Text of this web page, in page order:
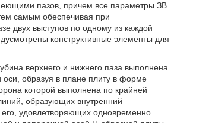
пазов, причем все параметры ЗВ
самым обеспечивая при
двух выступов по одному из каждой
конструктивные элементы для
верхнего и нижнего паза выполнена
образуя в плане плиту в форме
которой выполнена по крайней
образующих внутренний
удовлетворяющих одновременно